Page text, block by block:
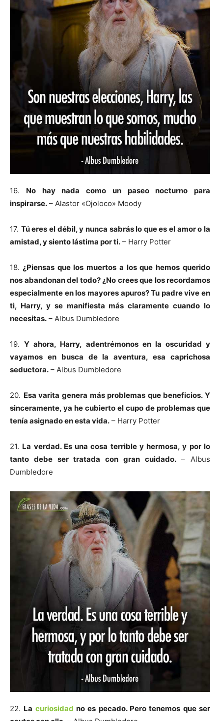
16. No hay nada como un paseo nocturno para
inspirarse. – Alastor «Ojoloco» Moody
17. Tú eres el débil, y nunca sabrás lo que es el amor o la
amistad, y siento lástima por ti. – Harry Potter
18. ¿Piensas que los muertos a los que hemos querido
nos abandonan del todo? ¿No crees que los recordamos
especialmente en los mayores apuros? Tu padre vive en
ti, Harry, y se manifiesta más claramente cuando lo
necesitas. – Albus Dumbledore
19.Y ahora, Harry, adentrémonos en la oscuridad y
vayamos en busca de la aventura, esa caprichosa
seductora. – Albus Dumbledore
20. Esa varita genera más problemas que beneficios. Y
sinceramente, ya he cubierto el cupo de problemas que
tenía asignado en esta vida. – Harry Potter
21. La verdad. Es una cosa terrible y hermosa, y por lo
tanto debe ser tratada con gran cuidado.– Albus
Dumbledore
22. La curiosidad no es pecado. Pero tenemos que ser